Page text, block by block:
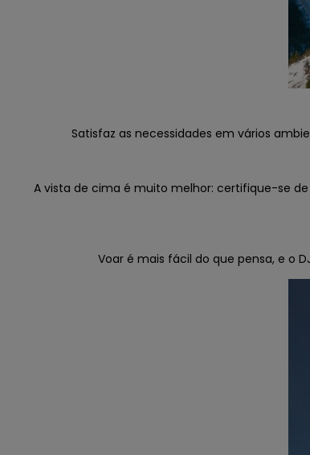
Satisfaz as necessidades em vários
A vista de cima é muito melhor: certifique-se
Voar é mais fácil do que pensa, e o